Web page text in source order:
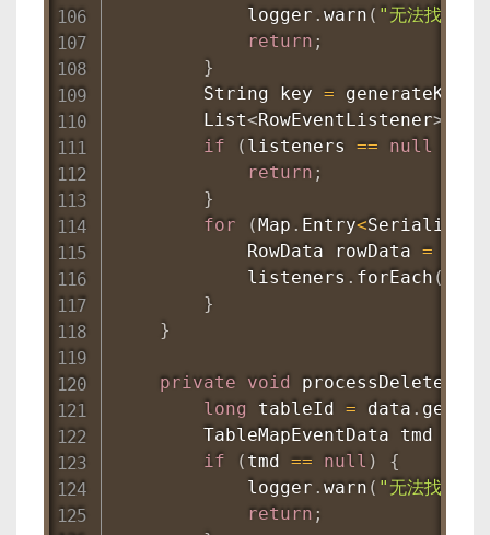
            logger
. warn ( "无法找到
return ;
}
String key = generateKey
List<RowEventListener>
if
( listeners == null
return ;
}
for
(Map . Entry<
RowData rowData =
            listeners
. forEach (
}
}
private void processDeleteRows
long tableId = data .
TableMapEventData tmd
if
( tmd == null )
{
            logger
. warn ( "无法找到
return ;